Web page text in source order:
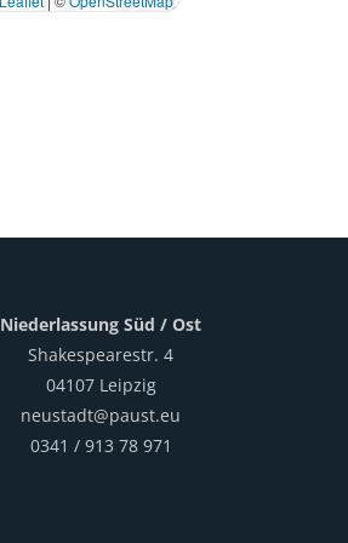
Niederlassung Süd / Ost
Shakespearestr. 4
04107 Leipzig
neustadt@paust.eu
0341 / 913 78 971